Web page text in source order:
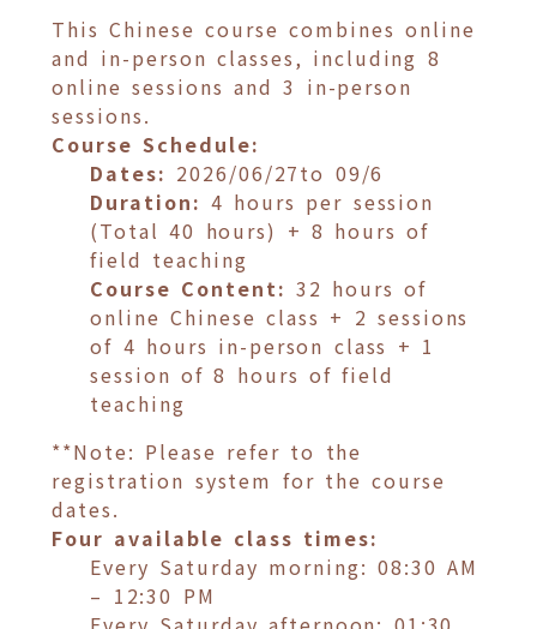
This Chinese course combines online
and in-person classes, including 8
online sessions and 3 in-person
sessions.
Course Schedule:
Dates: 2026/06/27to 09/6
Duration: 4 hours per session
(Total 40 hours) + 8 hours of
field teaching
Course Content: 32 hours of
online Chinese class + 2 sessions
of 4 hours in-person class + 1
session of 8 hours of field
teaching
**Note: Please refer to the
registration system for the course
dates.
Four available class times:
Every Saturday morning: 08:30 AM
– 12:30 PM